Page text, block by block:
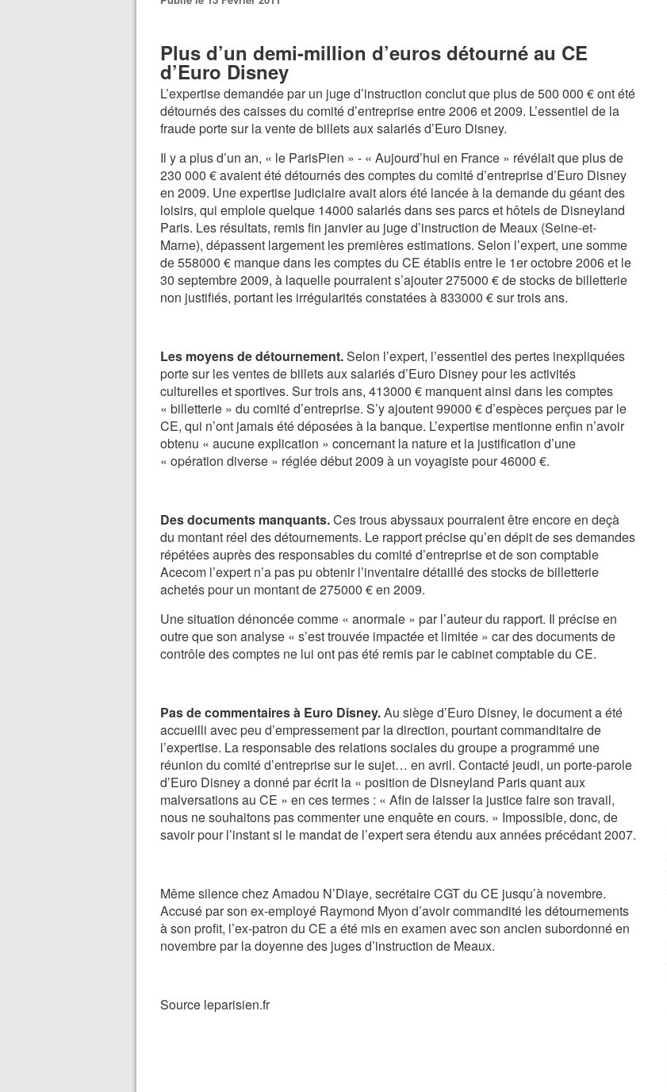
Plus d’un demi-million d’euros détourné au CE
d’Euro Disney
L’expertise demandée par un juge d’instruction conclut que plus de 500 000 € ont été
détournés des caisses du comité d’entreprise entre 2006 et 2009. L’essentiel de la
fraude porte sur la vente de billets aux salariés d’Euro Disney.
Il y a plus d’un an, « le ParisPien » - « Aujourd’hui en France » révélait que plus de
230 000 € avaient été détournés des comptes du comité d’entreprise d’Euro Disney
en 2009. Une expertise judiciaire avait alors été lancée à la demande du géant des
loisirs, qui emploie quelque 14000 salariés dans ses parcs et hôtels de Disneyland
Paris. Les résultats, remis fin janvier au juge d’instruction de Meaux (Seine-et-
Marne), dépassent largement les premières estimations. Selon l’expert, une somme
de 558000 € manque dans les comptes du CE établis entre le 1er octobre 2006 et le
30 septembre 2009, à laquelle pourraient s’ajouter 275000 € de stocks de billetterie
non justifiés, portant les irrégularités constatées à 833000 € sur trois ans.
Les moyens de détournement.Selon l’expert, l’essentiel des pertes inexpliquées
porte sur les ventes de billets aux salariés d’Euro Disney pour les activités
culturelles et sportives. Sur trois ans, 413000 € manquent ainsi dans les comptes
« billetterie » du comité d’entreprise. S’y ajoutent 99000 € d’espèces perçues par le
CE, qui n’ont jamais été déposées à la banque. L’expertise mentionne enfin n’avoir
obtenu « aucune explication » concernant la nature et la justification d’une
« opération diverse » réglée début 2009 à un voyagiste pour 46000 €.
Des documents manquants.Ces trous abyssaux pourraient être encore en deçà
du montant réel des détournements. Le rapport précise qu’en dépit de ses demandes
répétées auprès des responsables du comité d’entreprise et de son comptable
Acecom l’expert n’a pas pu obtenir l’inventaire détaillé des stocks de billetterie
achetés pour un montant de 275000 € en 2009.
Une situation dénoncée comme « anormale » par l’auteur du rapport. Il précise en
outre que son analyse « s’est trouvée impactée et limitée » car des documents de
contrôle des comptes ne lui ont pas été remis par le cabinet comptable du CE.
Pas de commentaires à Euro Disney.Au siège d’Euro Disney, le document a été
accueilli avec peu d’empressement par la direction, pourtant commanditaire de
l’expertise. La responsable des relations sociales du groupe a programmé une
réunion du comité d’entreprise sur le sujet… en avril. Contacté jeudi, un porte-parole
d’Euro Disney a donné par écrit la « position de Disneyland Paris quant aux
malversations au CE » en ces termes : « Afin de laisser la justice faire son travail,
nous ne souhaitons pas commenter une enquête en cours. » Impossible, donc, de
savoir pour l’instant si le mandat de l’expert sera étendu aux années précédant 2007.
Même silence chez Amadou N’Diaye, secrétaire CGT du CE jusqu’à novembre.
Accusé par son ex-employé Raymond Myon d’avoir commandité les détournements
à son profit, l’ex-patron du CE a été mis en examen avec son ancien subordonné en
novembre par la doyenne des juges d’instruction de Meaux.
Source leparisien.fr